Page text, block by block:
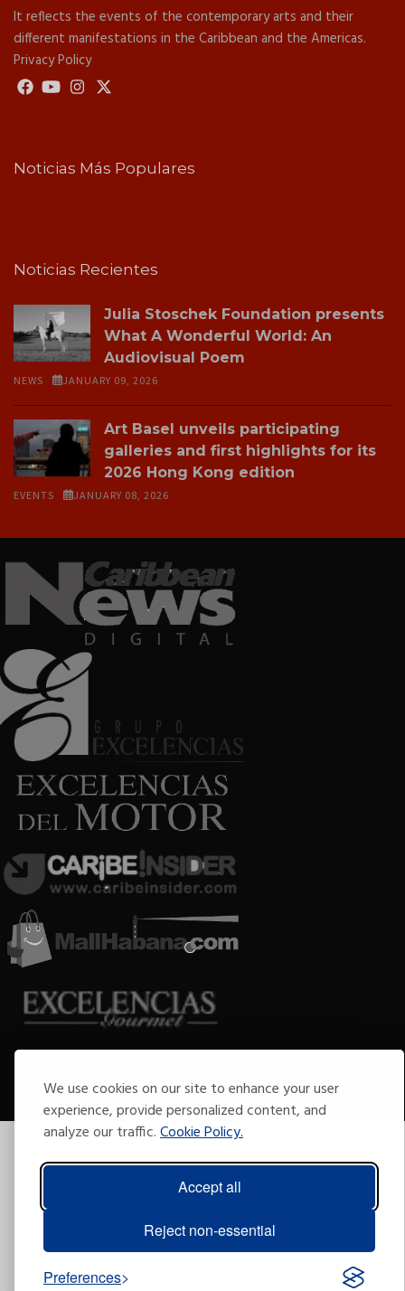
We use cookies on our site to enhance your user
experience, provide personalized content, and
analyze our traffic.Cookie Policy.
Accept all
Reject non-essential
Preferences
It reflects the events of the contemporary arts and their
different manifestations in the Caribbean and the Americas.
Privacy Policy
Noticias Más Populares
Noticias Recientes
Julia Stoschek Foundation presents
What A Wonderful World: An
Audiovisual Poem
NEWS JANUARY 09, 2026
Art Basel unveils participating
galleries and first highlights for its
2026 Hong Kong edition
EVENTS JANUARY 08, 2026
Developed by Excellences Group.